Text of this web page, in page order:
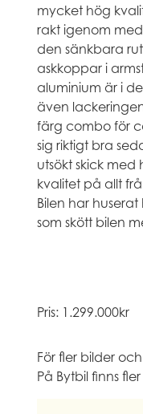
mycket hög
rakt igenom
den sänkbara
askkoppar i
aluminium är i
även
färg combo för
sig riktigt bra
utsökt skick
kvalitet på allt
Bilen har
som skött bilen
Pris: 1.299.000kr
För fler bilder
På Bytbil finns